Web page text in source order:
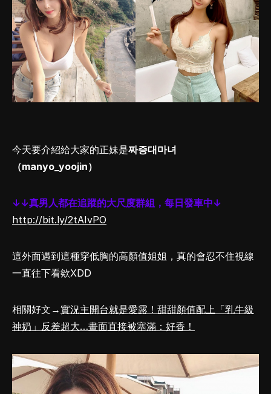
今天要介紹給大家的正妹是짜증대마녀
（manyo_yoojin）
↓↓真男人都在追蹤的大尺度群組，每日發車中↓
http://bit.ly/2tAIvPO
這外面遇到這種穿低胸的高顏值姐姐，真的會忍不住視線
一直往下看欸XDD
相關好文→實況主開台就是愛露！甜甜顏值配上「乳牛級
神奶」反差超大…畫面直接被塞滿：好香！